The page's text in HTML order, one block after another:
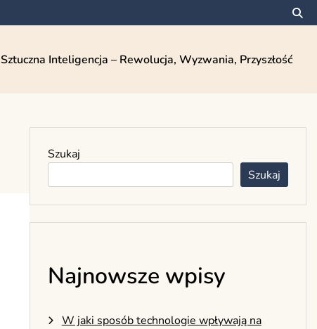
Sztuczna Inteligencja – Rewolucja, Wyzwania, Przyszłość
Szukaj
Szukaj
Najnowsze wpisy
W jaki sposób technologie wpływają na